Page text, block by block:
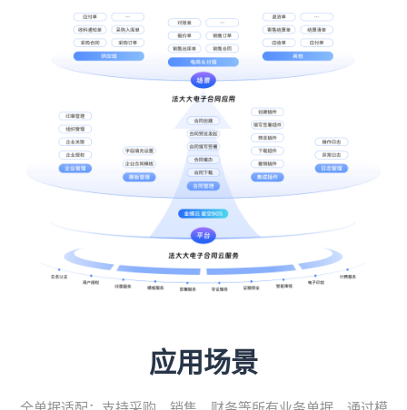
应用场景